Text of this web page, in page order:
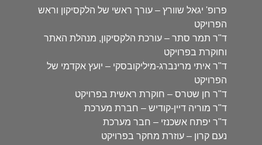
פרופ' יגאל שוורץ – עורך ראשי של הלקסיקון וראש
הפרויקט
ד"ר תמר סתר – עורכת הלקסיקון, מנהלת האתר
וחוקרת בפרויקט
ד"ר איתי מרינברג-מיליקובסקי – יועץ אקדמי של
הפרויקט
ד"ר חן שטרס – חוקרת ראשית בפרויקט
ד"ר מוריה דיין-קודיש – חברת מערכת
ד"ר יפתח אשכנזי – חבר מערכת
נעם קרון – עוזרת מחקר בפרויקט